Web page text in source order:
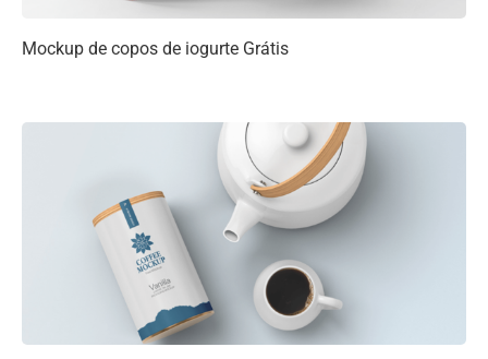
Mockup de copos de iogurte Grátis